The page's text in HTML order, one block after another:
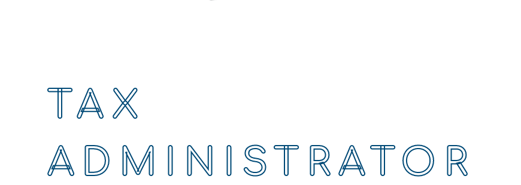
TAX
ADMINISTRATOR